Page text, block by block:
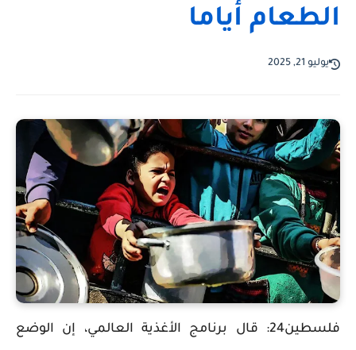
الطعام أياما
يوليو 21, 2025
فلسطين24: قال برنامج الأغذية العالمي، إن الوضع